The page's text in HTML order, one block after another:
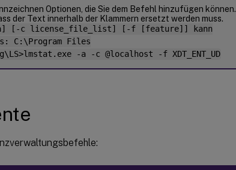
Optionen, die Sie dem Befehl hinzufügen können.
der Text innerhalb der Klammern ersetzt werden muss.
[-c license_file_list] [-f [feature]] kann
C:\Program Files
-a -c @localhost -f XDT_ENT_UD